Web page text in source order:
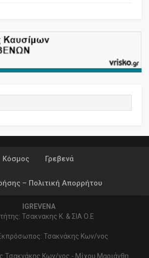
Κόσμος Γρεβενά
– Πολιτική Απορρήτου
IGREVENA
Τσακνακης Κ. & ΣΙΑ Ο.Ε
Τσακνάκης Κων/νος
Κων/νος - Μίχου Μαριάνθη